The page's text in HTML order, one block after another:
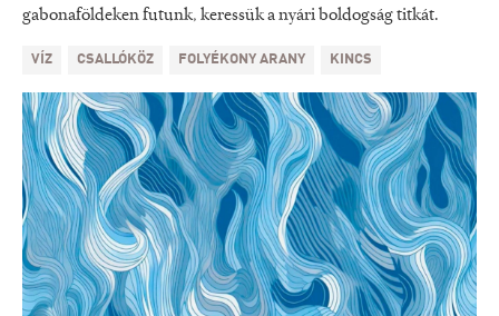
gabonaföldeken futunk, keressük a nyári boldogság titkát.
VÍZ CSALLÓKÖZ FOLYÉKONY ARANY KINCS